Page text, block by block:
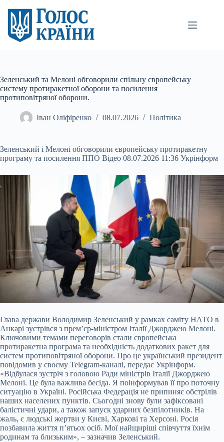
вмісту
Зеленський та Мелоні обговорили спільну європейську
систему протиракетної оборони та посилення
протиповітряної оборони.
Іван Оліфіренко 08.07.2026 Політика
Зеленський і Мелоні обговорили європейську протиракетну
програму та посилення ППО Відео 08.07.2026 11:36 Укрінформ
Глава держави Володимир Зеленський у рамках саміту НАТО в
Анкарі зустрівся з прем’єр-міністром Італії Джорджею Мелоні.
Ключовими темами переговорів стали європейська
протиракетна програма та необхідність додаткових ракет для
систем протиповітряної оборони. Про це український президент
повідомив у своєму Telegram-каналі, передає Укрінформ.
«Відбулася зустріч з головою Ради міністрів Італії Джорджею
Мелоні. Це була важлива бесіда. Я поінформував її про поточну
ситуацію в Україні. Російська Федерація не припиняє обстрілів
наших населених пунктів. Сьогодні знову були зафіксовані
балістичні удари, а також запуск ударних безпілотників. На
жаль, є людські жертви у Києві, Харкові та Херсоні. Росія
позбавила життя п’ятьох осіб. Мої найщиріші співчуття їхнім
родинам та близьким», – зазначив Зеленський.